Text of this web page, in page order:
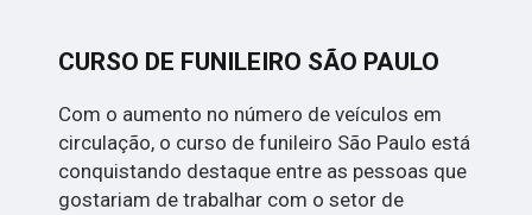
CURSO DE FUNILEIRO SÃO PAULO
Com o aumento no número de veículos em
circulação, o curso de funileiro São Paulo está
conquistando destaque entre as pessoas que
gostariam de trabalhar com o setor de